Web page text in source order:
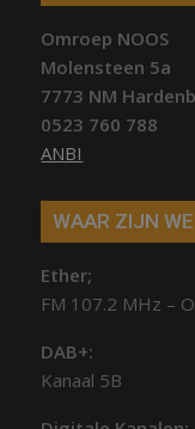
Omroep NOOS
Molensteen 5a
7773 NM
0523 760 788
ANBI
WAAR ZIJN
Ether;
FM 107.2 MHz –
DAB+:
Kanaal 5B